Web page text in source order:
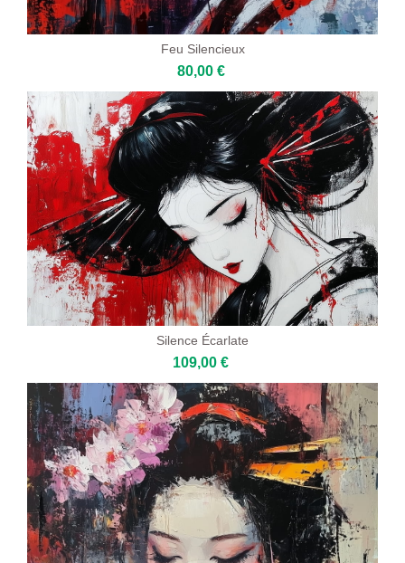
Feu Silencieux
80,00 €
Silence Écarlate
109,00 €